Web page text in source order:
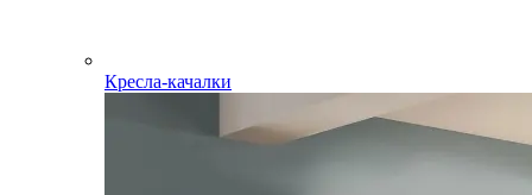
Кресла-качалки